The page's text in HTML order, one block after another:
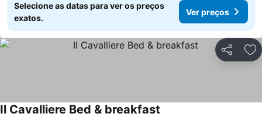
Selecione as datas para ver os preços
exatos.
Ver preços
Partilhar
Il Cavalliere Bed & breakfast